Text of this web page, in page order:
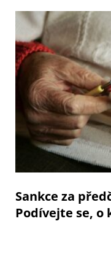
Sankce za
Podívejte se,